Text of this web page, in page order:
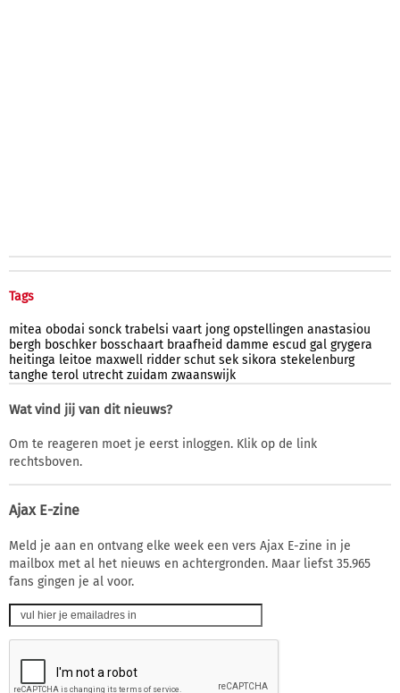
Tags
mitea obodai sonck trabelsi vaart jong opstellingen anastasiou
bergh boschker bosschaart braafheid damme escud gal grygera
heitinga leitoe maxwell ridder schut sek sikora stekelenburg
tanghe terol utrecht zuidam zwaanswijk
Wat vind jij van dit nieuws?
Om te reageren moet je eerst inloggen. Klik op de link
rechtsboven.
Ajax E-zine
Meld je aan en ontvang elke week een vers Ajax E-zine in je
mailbox met al het nieuws en achtergronden. Maar liefst 35.965
fans gingen je al voor.